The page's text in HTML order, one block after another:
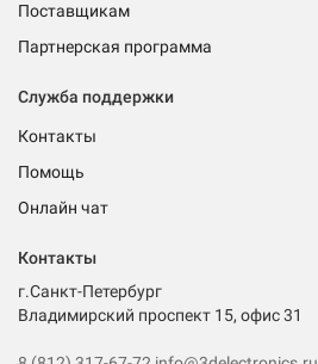
Поставщикам
Партнерская программа
Служба поддержки
Контакты
Помощь
Онлайн чат
Контакты
г.Санкт-Петербург
Владимирский проспект 15, офис 31